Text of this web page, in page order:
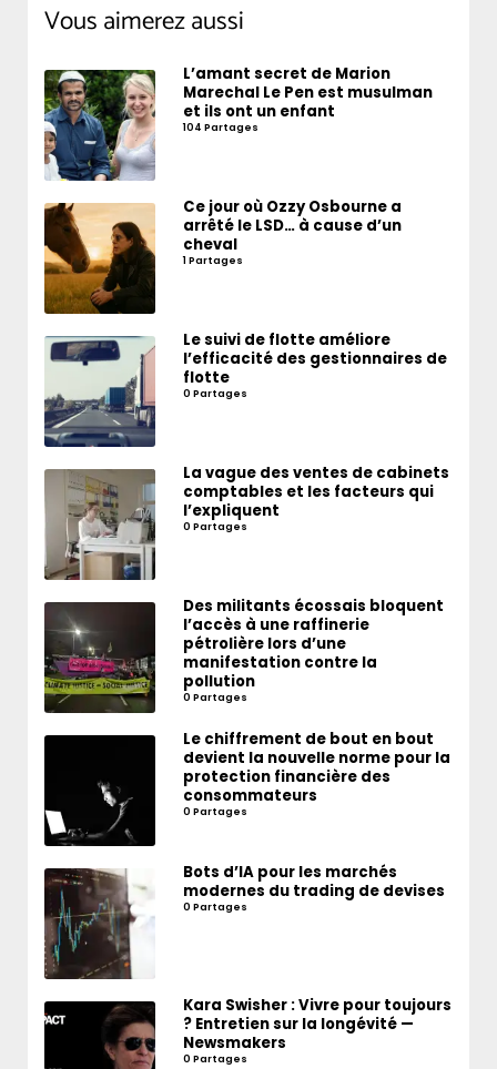
Vous aimerez aussi
L’amant secret de Marion
Marechal Le Pen est musulman
et ils ont un enfant
104 Partages
Ce jour où Ozzy Osbourne a
arrêté le LSD… à cause d’un
cheval
1 Partages
Le suivi de flotte améliore
l’efficacité des gestionnaires de
flotte
0 Partages
La vague des ventes de cabinets
comptables et les facteurs qui
l’expliquent
0 Partages
Des militants écossais bloquent
l’accès à une raffinerie
pétrolière lors d’une
manifestation contre la
pollution
0 Partages
Le chiffrement de bout en bout
devient la nouvelle norme pour la
protection financière des
consommateurs
0 Partages
Bots d’IA pour les marchés
modernes du trading de devises
0 Partages
Kara Swisher : Vivre pour toujours
? Entretien sur la longévité —
Newsmakers
0 Partages